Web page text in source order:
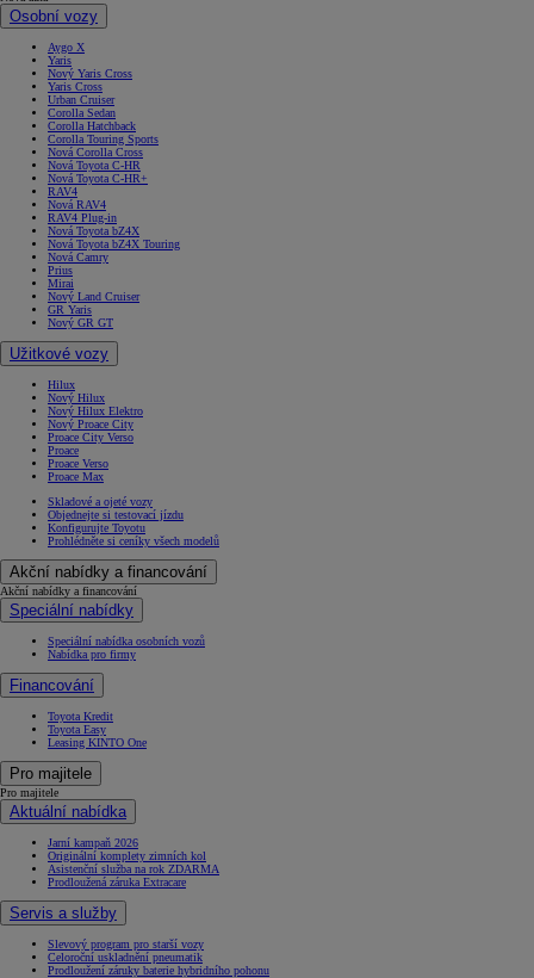
Osobní vozy
Aygo X
Yaris
Nový Yaris Cross
Yaris Cross
Urban Cruiser
Corolla Sedan
Corolla Hatchback
Corolla Touring Sports
Nová Corolla Cross
Nová Toyota C-HR
Nová Toyota C-HR+
RAV4
Nová RAV4
RAV4 Plug-in
Nová Toyota bZ4X
Nová Toyota bZ4X Touring
Nová Camry
Prius
Mirai
Nový Land Cruiser
GR Yaris
Nový GR GT
Užitkové vozy
Hilux
Nový Hilux
Nový Hilux Elektro
Nový Proace City
Proace City Verso
Proace
Proace Verso
Proace Max
Skladové a ojeté vozy
Objednejte si testovací jízdu
Konfigurujte Toyotu
Prohlédněte si ceníky všech modelů
Akční nabídky a financování
Akční nabídky a financování
Speciální nabídky
Speciální nabídka osobních vozů
Nabídka pro firmy
Financování
Toyota Kredit
Toyota Easy
Leasing KINTO One
Pro majitele
Pro majitele
Aktuální nabídka
Jarní kampaň 2026
Originální komplety zimních kol
Asistenční služba na rok ZDARMA
Prodloužená záruka Extracare
Servis a služby
Slevový program pro starší vozy
Celoroční uskladnění pneumatik
Prodloužení záruky baterie hybridního pohonu